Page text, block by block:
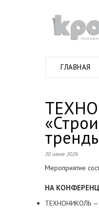
ГЛАВНАЯ
30 июня 2026
Мероприятие
НА
ТЕХНОНИКОЛЬ —